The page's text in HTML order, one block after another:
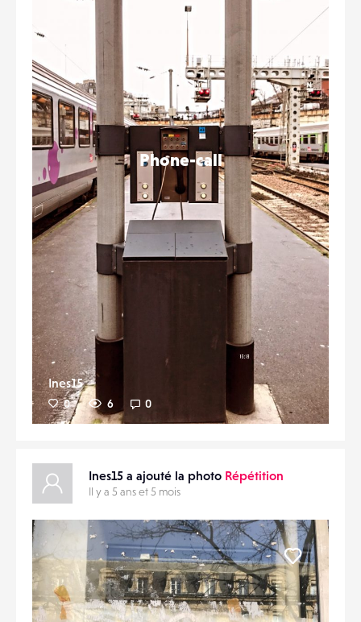
Phone-call
Ines15
0 6 0
Ines15 a ajouté la photo Répétition
Il y a 5 ans et 5 mois
Liker